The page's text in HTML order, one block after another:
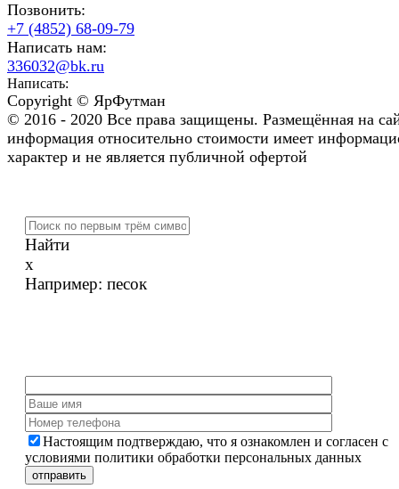
Позвонить:
+7 (4852) 68-09-79
Написать нам:
336032@bk.ru
Написать:
Copyright © ЯрФутман
© 2016 - 2020 Все права защищены. Размещённая на
информация относительно стоимости имеет
характер и не является публичной офертой
Найти
x
Например: песок
Настоящим подтверждаю, что я ознакомлен и согласен с
условиями политики обработки персональных данных